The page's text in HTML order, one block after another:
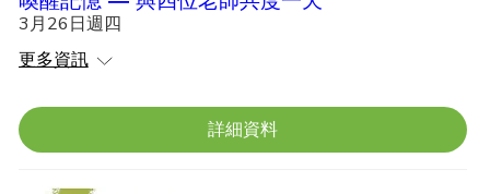
3月26日週四
更多資訊
詳細資料